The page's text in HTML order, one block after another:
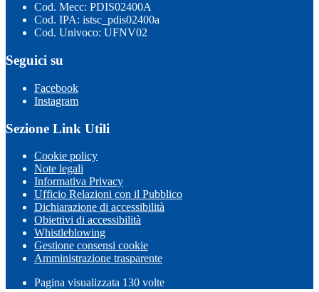
Cod. Mecc: PDIS02400A
Cod. IPA: istsc_pdis02400a
Cod. Univoco: UFNV02
Seguici su
Facebook
Instagram
Sezione Link Utili
Cookie policy
Note legali
Informativa Privacy
Ufficio Relazioni con il Pubblico
Dichiarazione di accessibilità
Obiettivi di accessibilità
Whistleblowing
Gestione consensi cookie
Amministrazione trasparente
Pagina visualizzata 130 volte